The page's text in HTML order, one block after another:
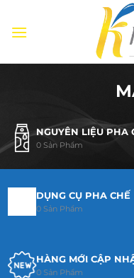
qua
dung
NGUYÊN LIỆU PHA
0 Sản Phẩm
DỤNG CỤ PHA CHẾ
0 Sản Phẩm
HÀNG MỚI CẬP
0 Sản Phẩm